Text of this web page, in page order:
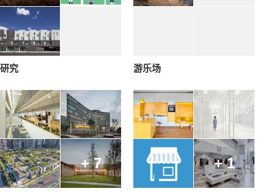
研究 游乐场
+ 7 + 1